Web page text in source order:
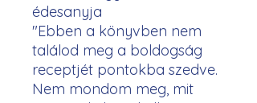
édesanyja
"Ebben a könyvben nem
találod meg a boldogság
receptjét pontokba szedve.
Nem mondom meg, mit